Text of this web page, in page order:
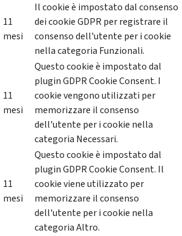
11
mesi
Il cookie è impostato dal consenso
dei cookie GDPR per registrare il
consenso dell'utente per i cookie
nella categoria Funzionali.
11
mesi
Questo cookie è impostato dal
plugin GDPR Cookie Consent. I
cookie vengono utilizzati per
memorizzare il consenso
dell'utente per i cookie nella
categoria Necessari.
11
mesi
Questo cookie è impostato dal
plugin GDPR Cookie Consent. Il
cookie viene utilizzato per
memorizzare il consenso
dell'utente per i cookie nella
categoria Altro.